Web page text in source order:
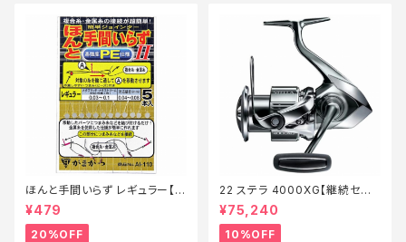
ほんと手間いらず レギュラー【特
価仕掛】【20】
¥479
20%OFF
22 ステラ 4000XG【継続セー
ル_リール】【10】
¥75,240
10%OFF